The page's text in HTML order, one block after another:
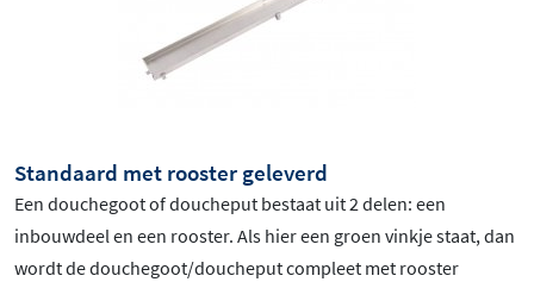
Standaard met rooster geleverd
Een douchegoot of doucheput bestaat uit 2 delen: een
inbouwdeel en een rooster. Als hier een groen vinkje staat, dan
wordt de douchegoot/doucheput compleet met rooster